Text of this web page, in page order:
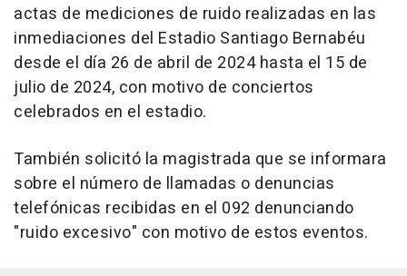
actas de mediciones de ruido realizadas en las
inmediaciones del Estadio Santiago Bernabéu
desde el día 26 de abril de 2024 hasta el 15 de
julio de 2024, con motivo de conciertos
celebrados en el estadio.
También solicitó la magistrada que se informara
sobre el número de llamadas o denuncias
telefónicas recibidas en el 092 denunciando
"ruido excesivo" con motivo de estos eventos.